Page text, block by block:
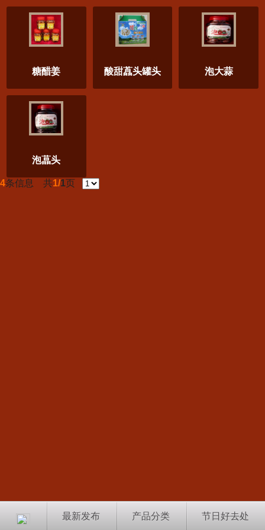
糖醋姜 酸甜藠头罐头 泡大蒜
泡蕌头
4条信息 共1/1页
最新发布 产品分类 节日好去处